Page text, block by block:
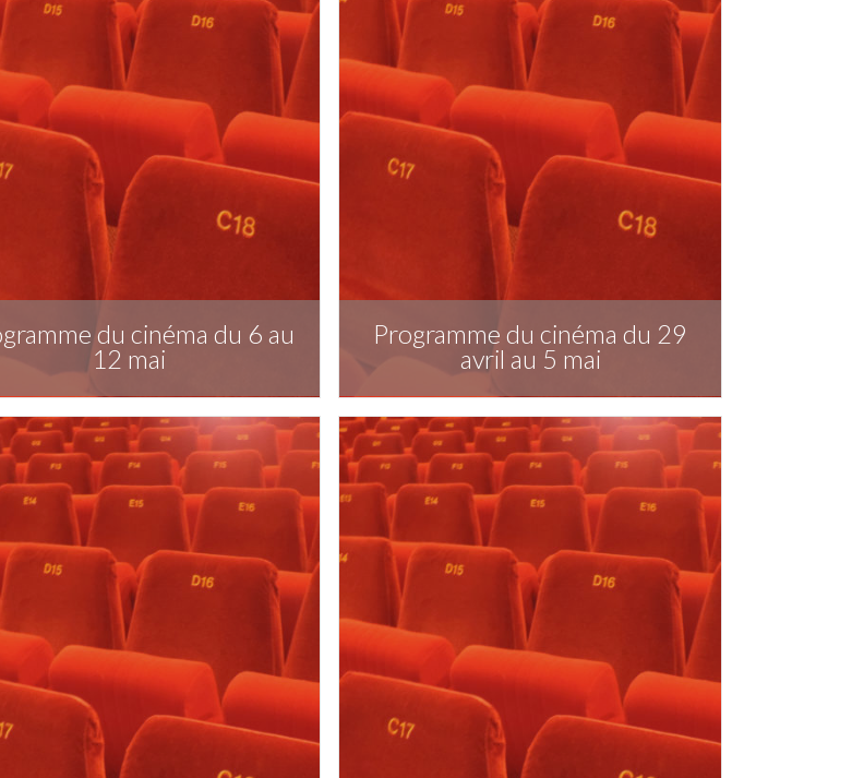
du cinéma du 6 au
12 mai
Télécharger la publication
Programme du cinéma du 29
avril au 5 mai
Télécharger la publication